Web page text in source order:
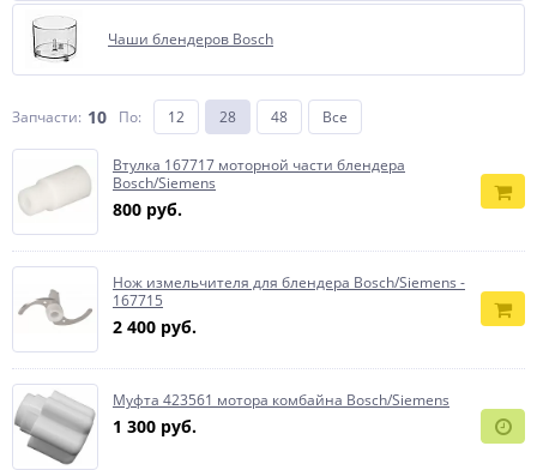
Чаши блендеров Bosch
Запчасти: 10 По: 12 28 48 Все
Втулка 167717 моторной части блендера
Bosch/Siemens
800 руб.
Нож измельчителя для блендера Bosch/Siemens -
167715
2 400 руб.
Муфта 423561 мотора комбайна Bosch/Siemens
1 300 руб.